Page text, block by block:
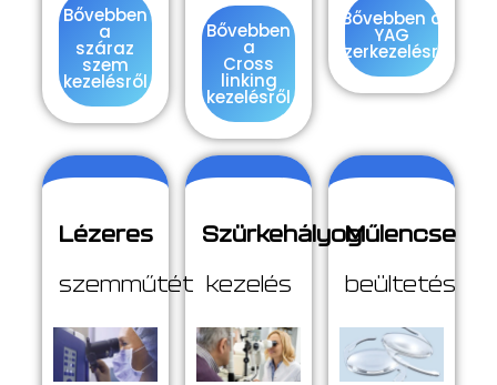
Bővebben
a
száraz
szem
kezelésről
Bővebben
a
Cross
linking
kezelésről
Bővebben a
YAG
lézerkezelésről
Lézeres
szemműtét
Szürkehályog
kezelés
Műlencse
beültetés